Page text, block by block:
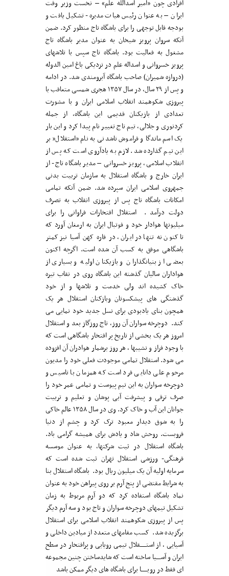
افرادی چون «امیر اسدالله علم» – نخست وزیر وقت
ایران – به عنوان رئیس هیات مدیره- تشکیل یافت و
بودجه قابل توجهی را برای باشگاه تاج منظور کرد. ضمن
آنکه سروان پرویز شیخان به عنوان مدیر باشگاه تاج
مشغول به فعالیت بود. باشگاه تاج سپس با تلاشهای
پرویز خسروانی و اسداله علم در نزدیکی باغ امین الدوله
(دروازه شمیران) صاحب باشگاه آبرومندی شد. در ادامه
و پس از ۲۹ سال، در سال ۱۳۵۷ هجری شمسی متعاقب با
پیروزی شکوهمند انقلاب اسلامی ایران و با مشورت
تعدادی از بازیکنان قدیمی این باشگاه، از جمله
کردنوری و جلالی، تیم تاج تغییر نام پیدا کرد و این بار
یک اسم ماندگا و فراموش ناشدنی به نام «استقلال” بر
این تیم گذارده شد. لازم به یادآروی است که پس از
انقلاب اسلامی، پرویز خسروانی – مدیر باشگاه تاج- از
ایران خارج و باشگاه استقلال به سازمان تربیت بدنی
جمهروی اسلامی ایران سپرده شد. ضمن آنکه تمامی
امکانات باشگاه تاج پس از پیروزی انقلاب به تصرف
دولت درآمد . استقلال افتخارات فراوانی را برای
میلیونها هوادار خود و فوتبال ایران به ارمغان آورد که
تاکنون نه تنها در ایران، در قاره کهن آسیا نیز کمتر
باشگاهی موفق به کسب آن شده است. اگرچه اکنون
بعضی از بنیانگذاران و بازیکنان اولیه و بسیاری از
هواداران سالیان گذشته این باشگاه روی در نقاب تیره
خاک کشیده اند ولی خدمت و تلاشها و از خود
گذشتگی های پیشکسوتان وبازکنان استقلال هر یک
همچون بنای یادبودی برای نسل جدید خود نمایی می
کند. دوچرخه سواران آن روز، تاج روزگاز بعد و استقلال
امروز هر یک بخشی از تاریخ پر افتخار باشگاهی است که
با وجود فراز و نشیبها ، هر روز برشمار هوادران آن افزوده
می شود. استقلال تمامی موجودت فعلی خود را مدیون
مرحوم علی دانایی فرد است که همزمان با تاسیس و
دوچرخه سواران به این تیم پیوست و تمامی عمر خود را
صرف ترقی و پیشرفت آبی پوشان و تعلیم و تربیت
جوانان این آب و خاک کرد. وی در سال ۱۳۵۸ عالم خاکی
را به شوق دیدار معبود ترک کرد و چشم از دنیا
فروبست. روحش شاد و یادش برای همیشه گرامی باد.
باشگاه استقلال در ثبت شرکتها، به عنوان موسسه
فرهنگی- ورزشی استقلال تهران ثبت شده است که
سرمایه اولیه آن یک میلیون ریال بود. باشگاه استقلال بنا
به شرایط مقتضی از پنج آرم بر روی پیراهن خود به عنوان
نماد باشگاه استفاده کرد که دو آرم مربوط به زمان
تشکیل تیمهای دوچرخه سواران و تاج بود و سه آرم دیگر
پس از پیروزی شکوهمند انقلاب اسلامی برای استقلال
برگزیده شد. کسب مقامهای متعدد از میادین داخلی و
آسیایی ، از استــــــقلال تیمی رویایی و پرافتخار در سطح
ایران و آســــیا ساخته است که شایدساختن چنین مجموعه
ای فقط در رویــــــا برای باشگاه های دیگر ممکن باشد